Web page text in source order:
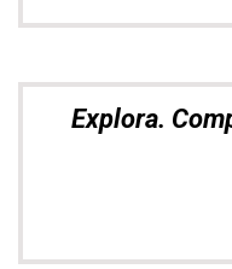
Explora.